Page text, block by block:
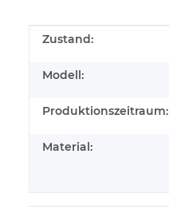
Produkteigenschaft
Wert
Zustand:
Modell:
Produktionszeitraum:
Material: